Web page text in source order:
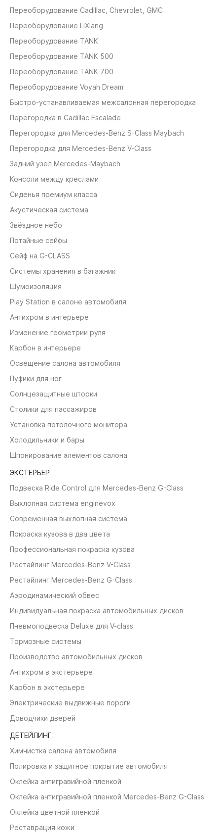
Переоборудование Cadillaс, Chevrolet, GMC
Переоборудование LiXiang
Переоборудование TANK
Переоборудование TANK 500
Переоборудование TANK 700
Переоборудование Voyah Dream
Быстро-устанавливаемая межсалонная перегородка
Перегородка в Cadillac Escalade
Перегородка для Mercedes-Benz S-Class Maybach
Перегородка для Mercedes-Benz V-Class
Задний узел Mercedes-Maybach
Консоли между креслами
Сиденья премиум класса
Акустическая система
Звёздное небо
Потайные сейфы
Сейф на G-CLASS
Системы хранения в багажник
Шумоизоляция
Play Station в салоне автомобиля
Антихром в интерьере
Изменение геометрии руля
Карбон в интерьере
Освещение салона автомобиля
Пуфики для ног
Солнцезащитные шторки
Столики для пассажиров
Установка потолочного монитора
Холодильники и бары
Шпонирование элементов салона
ЭКСТЕРЬЕР
Подвеска Ride Control для Mercedes-Benz G-Class
Выхлопная система enginevox
Современная выхлопная система
Покраска кузова в два цвета
Профессиональная покраска кузова
Рестайлинг Mercedes-Benz V-Class
Рестайлинг Mercedes-Benz G-Class
Аэродинамический обвес
Индивидуальная покраска автомобильных дисков
Пневмоподвеска Deluxe для V-class
Тормозные системы
Производство автомобильных дисков
Антихром в экстерьере
Карбон в экстерьере
Электрические выдвижные пороги
Доводчики дверей
ДЕТЕЙЛИНГ
Химчистка салона автомобиля
Полировка и защитное покрытие автомобиля
Оклейка антигравийной пленкой
Оклейка антигравийной пленкой Mercedes-Benz G-Class
Оклейка цветной пленкой
Реставрация кожи